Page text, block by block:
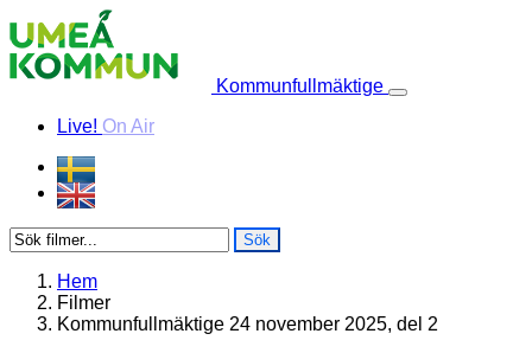
Skip to content
Kommunfullmäktige
Live! On Air
Sök
Hem
Filmer
Kommunfullmäktige 24 november 2025, del 2